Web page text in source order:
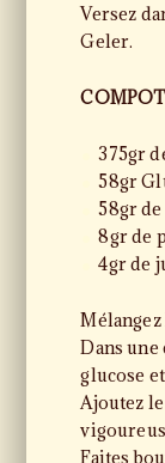
Versez
Geler.
375gr
58gr
58gr de
8gr de
4gr de
Mélangez
Dans une
glucose
Ajoutez
Faites